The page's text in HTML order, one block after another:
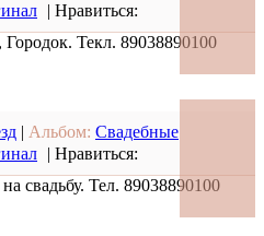
| Нравиться:
Текл. 89038890100
| Альбом: Свадебные
| Нравиться:
свадьбу. Тел. 89038890100